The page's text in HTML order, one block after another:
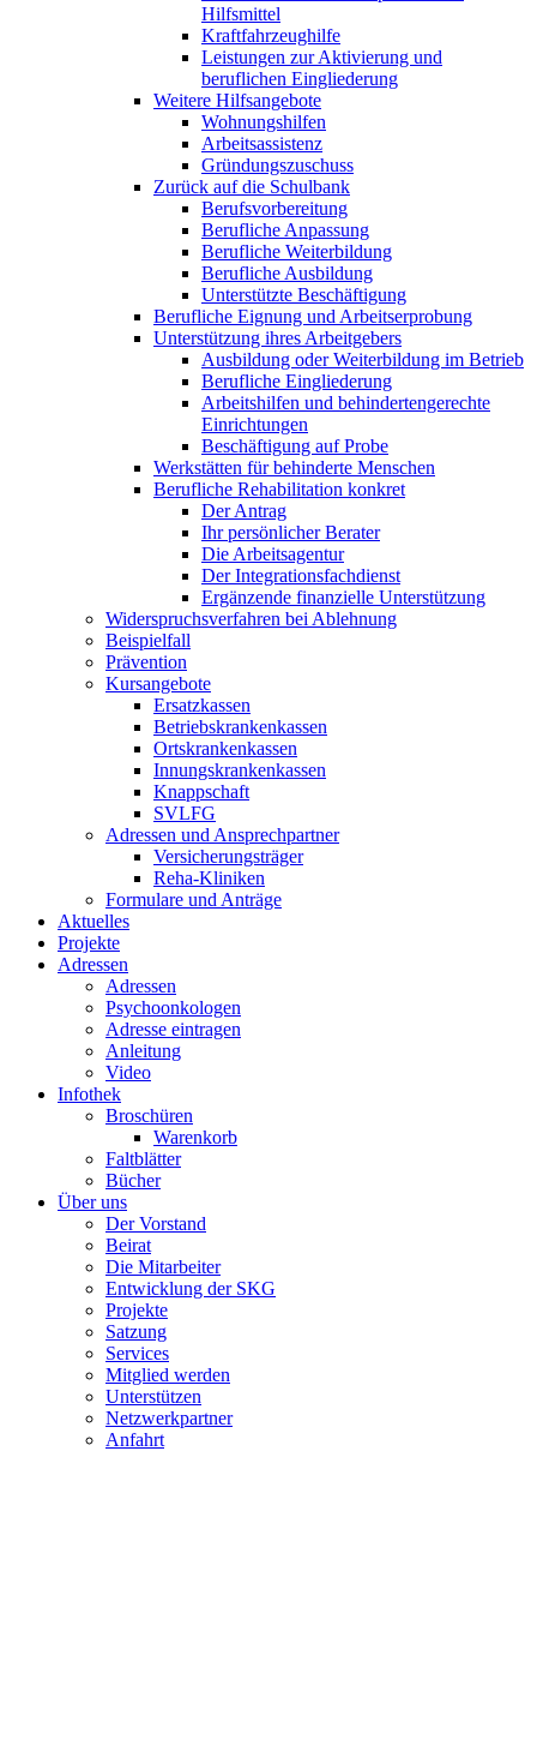
Hilfsmittel
Kraftfahrzeughilfe
Leistungen zur Aktivierung und
beruflichen Eingliederung
Weitere Hilfsangebote
Wohnungshilfen
Arbeitsassistenz
Gründungszuschuss
Zurück auf die Schulbank
Berufsvorbereitung
Berufliche Anpassung
Berufliche Weiterbildung
Berufliche Ausbildung
Unterstützte Beschäftigung
Berufliche Eignung und Arbeitserprobung
Unterstützung ihres Arbeitgebers
Ausbildung oder Weiterbildung im Betrieb
Berufliche Eingliederung
Arbeitshilfen und behindertengerechte
Einrichtungen
Beschäftigung auf Probe
Werkstätten für behinderte Menschen
Berufliche Rehabilitation konkret
Der Antrag
Ihr persönlicher Berater
Die Arbeitsagentur
Der Integrationsfachdienst
Ergänzende finanzielle Unterstützung
Widerspruchsverfahren bei Ablehnung
Beispielfall
Prävention
Kursangebote
Ersatzkassen
Betriebskrankenkassen
Ortskrankenkassen
Innungskrankenkassen
Knappschaft
SVLFG
Adressen und Ansprechpartner
Versicherungsträger
Reha-Kliniken
Formulare und Anträge
Aktuelles
Projekte
Adressen
Adressen
Psychoonkologen
Adresse eintragen
Anleitung
Video
Infothek
Broschüren
Warenkorb
Faltblätter
Bücher
Über uns
Der Vorstand
Beirat
Die Mitarbeiter
Entwicklung der SKG
Projekte
Satzung
Services
Mitglied werden
Unterstützen
Netzwerkpartner
Anfahrt